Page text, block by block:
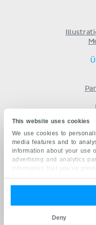
This website uses cookies
We use cookies to
media features and to
information about your use
advertising and analytics
information that you’ve
from your use of their
Deny